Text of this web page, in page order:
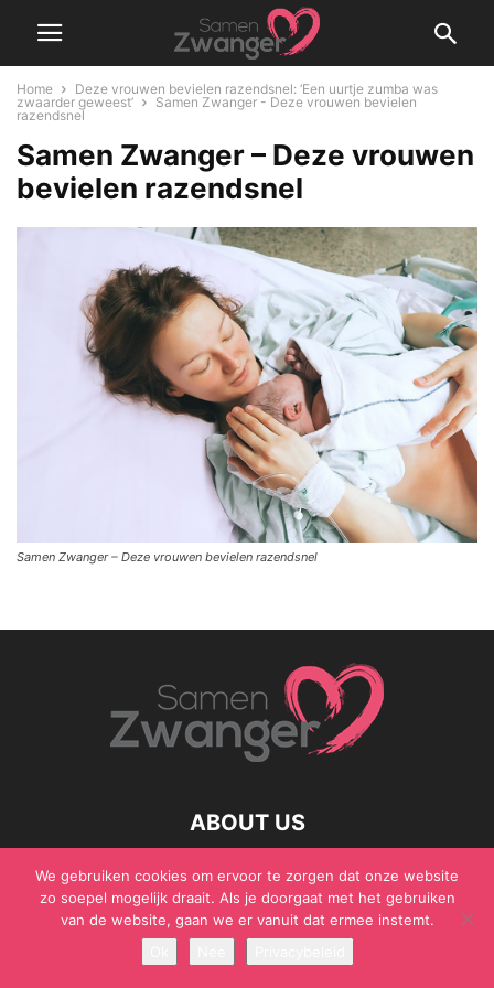
Home
Deze vrouwen bevielen razendsnel: ‘Een uurtje zumba was
zwaarder geweest’
Samen Zwanger - Deze vrouwen bevielen
razendsnel
Samen Zwanger – Deze vrouwen
bevielen razendsnel
Samen Zwanger – Deze vrouwen bevielen razendsnel
ABOUT US
© Samen Zwanger - Copyright - Gericht Media 2017 - 2021
We gebruiken cookies om ervoor te zorgen dat onze website
zo soepel mogelijk draait. Als je doorgaat met het gebruiken
van de website, gaan we er vanuit dat ermee instemt.